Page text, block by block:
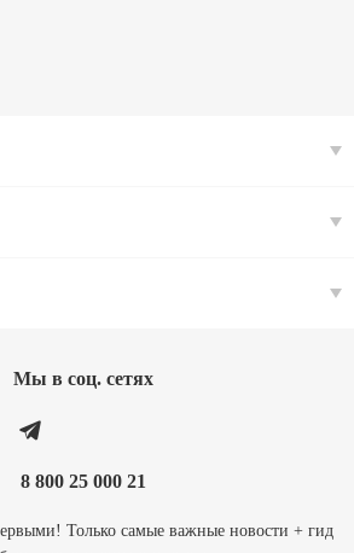
Мы в соц. cетях
8 800 25 000 21
Только самые важные новости + гид